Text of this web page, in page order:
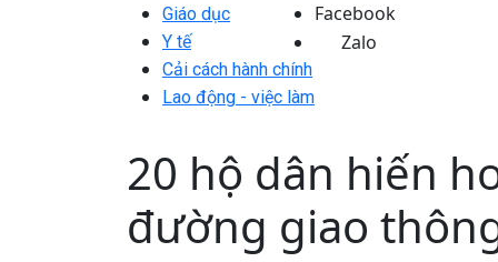
Giáo dục
Y tế
Cải cách hành chính
Lao động - việc làm
Facebook
Zalo
20 hộ dân hiến
đường giao